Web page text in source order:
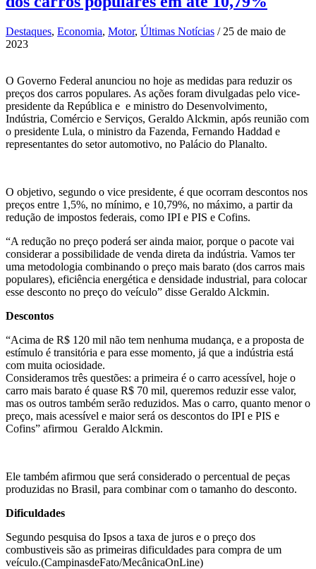
Destaques, Economia, Motor, Últimas Notícias / 25 de maio de
2023
O Governo Federal anunciou no hoje as medidas para reduzir os
preços dos carros populares. As ações foram divulgadas pelo vice-
presidente da República e e ministro do Desenvolvimento,
Indústria, Comércio e Serviços, Geraldo Alckmin, após reunião com
o presidente Lula, o ministro da Fazenda, Fernando Haddad e
representantes do setor automotivo, no Palácio do Planalto.
O objetivo, segundo o vice presidente, é que ocorram descontos nos
preços entre 1,5%, no mínimo, e 10,79%, no máximo, a partir da
redução de impostos federais, como IPI e PIS e Cofins.
“A redução no preço poderá ser ainda maior, porque o pacote vai
considerar a possibilidade de venda direta da indústria. Vamos ter
uma metodologia combinando o preço mais barato (dos carros mais
populares), eficiência energética e densidade industrial, para colocar
esse desconto no preço do veículo” disse Geraldo Alckmin.
Descontos
“Acima de R$ 120 mil não tem nenhuma mudança, e a proposta de
estímulo é transitória e para esse momento, já que a indústria está
com muita ociosidade.
Consideramos três questões: a primeira é o carro acessível, hoje o
carro mais barato é quase R$ 70 mil, queremos reduzir esse valor,
mas os outros também serão reduzidos. Mas o carro, quanto menor o
preço, mais acessível e maior será os descontos do IPI e PIS e
Cofins” afirmou Geraldo Alckmin.
Ele também afirmou que será considerado o percentual de peças
produzidas no Brasil, para combinar com o tamanho do desconto.
Dificuldades
Segundo pesquisa do Ipsos a taxa de juros e o preço dos
combustiveis são as primeiras dificuldades para compra de um
veículo.(CampinasdeFato/MecânicaOnLine)